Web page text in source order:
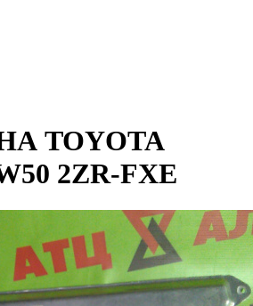
TOYOTA
2ZR-FXE